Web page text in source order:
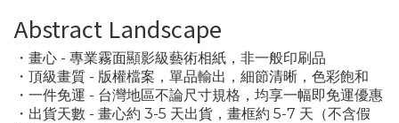
Abstract Landscape
・畫心 - 專業霧面顯影級藝術相紙，非一般印刷品
・頂級畫質 - 版權檔案，單品輸出，細節清晰，色彩飽和
・一件免運 - 台灣地區不論尺寸規格，均享一幅即免運優惠
・出貨天數 - 畫心約 3-5 天出貨，畫框約 5-7 天（不含假